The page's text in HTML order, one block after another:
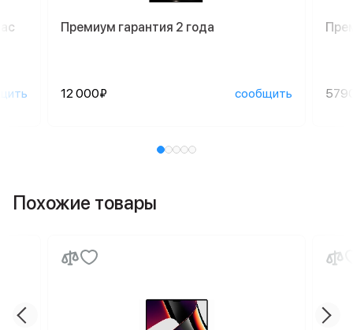
Премиум гарантия 2 года
12 000₽ сообщить
Похожие товары